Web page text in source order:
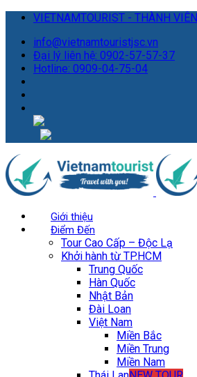
VIETNAMTOURIST - THÀNH
info@vietnamtouristjsc.vn
Đại lý liên hệ: 0902-57-57-37
Hotline: 0909-04-75-04
Giới thiệu
Điểm Đến
Tour Cao Cấp – Độc Lạ
Khởi hành từ TP.HCM
Trung Quốc
Hàn Quốc
Nhật Bản
Đài Loan
Việt Nam
Miền Bắc
Miền Trung
Miền Nam